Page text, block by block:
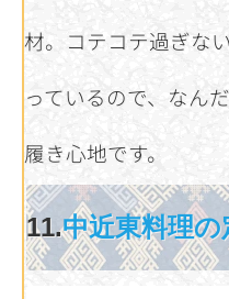
材。コテコテ過ぎな
っているので、なん
履き心地です。
11.中近東料理